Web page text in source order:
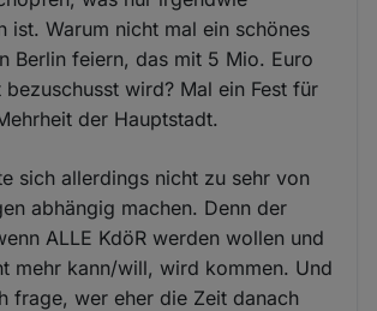
ist. Warum nicht mal ein schönes
Berlin feiern, das mit 5 Mio. Euro
wird? Mal ein Fest für
der Hauptstadt.
sich allerdings nicht zu sehr von
abhängig machen. Denn der
ALLE KdöR werden wollen und
mehr kann/will, wird kommen. Und
frage, wer eher die Zeit danach